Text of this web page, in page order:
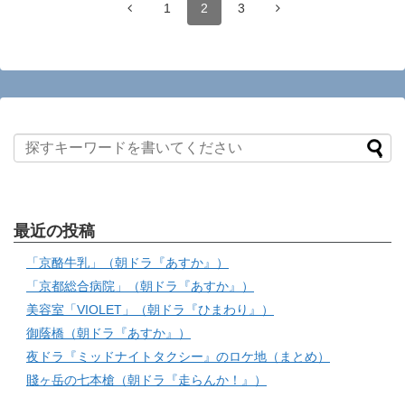
1 2 3
最近の投稿
「京酪牛乳」（朝ドラ『あすか』）
「京都総合病院」（朝ドラ『あすか』）
美容室「VIOLET」（朝ドラ『ひまわり』）
御蔭橋（朝ドラ『あすか』）
夜ドラ『ミッドナイトタクシー』のロケ地（まとめ）
賤ヶ岳の七本槍（朝ドラ『走らんか！』）